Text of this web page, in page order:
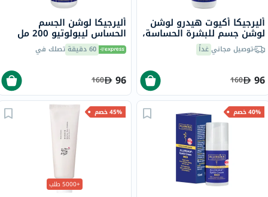
أليرجيكا أكيوت هيدرو لوشن
لوشن جسم للبشرة الحساسة،
200 ملتوصيل مجانيغداً
96
160
أليرجيكا لوشن الجسم
الحساس ليبولوتيو 200 مل
60 دقيقة تصلك في
96
160
40% خصم 45% خصم
+5000 طلب